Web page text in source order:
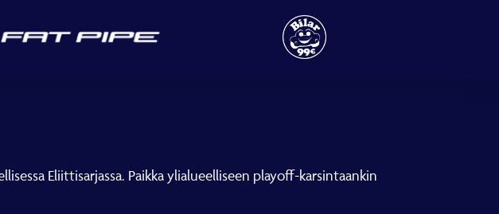
Eliittisarjassa. Paikka ylialueelliseen playoff-karsintaankin